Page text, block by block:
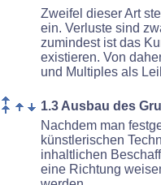
Zweifel dieser Art
ein. Verluste sind
zumindest ist das
existieren. Von
und Multiples als
1.3 Ausbau des
Nachdem man
künstlerischen
inhaltlichen
eine Richtung